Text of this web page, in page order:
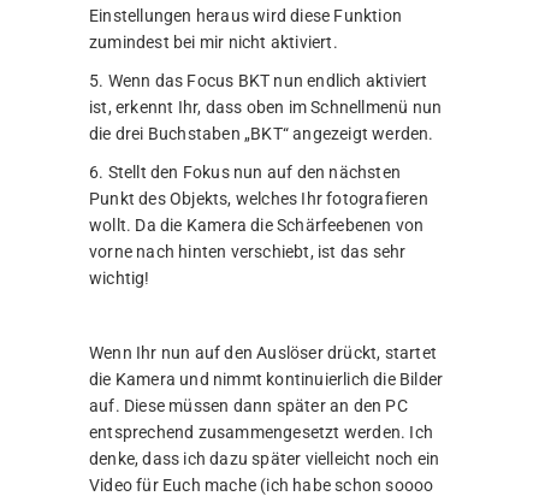
Einstellungen heraus wird diese Funktion
zumindest bei mir nicht aktiviert.
5. Wenn das Focus BKT nun endlich aktiviert
ist, erkennt Ihr, dass oben im Schnellmenü nun
die drei Buchstaben „BKT“ angezeigt werden.
6. Stellt den Fokus nun auf den nächsten
Punkt des Objekts, welches Ihr fotografieren
wollt. Da die Kamera die Schärfeebenen von
vorne nach hinten verschiebt, ist das sehr
wichtig!
Wenn Ihr nun auf den Auslöser drückt, startet
die Kamera und nimmt kontinuierlich die Bilder
auf. Diese müssen dann später an den PC
entsprechend zusammengesetzt werden. Ich
denke, dass ich dazu später vielleicht noch ein
Video für Euch mache (ich habe schon soooo